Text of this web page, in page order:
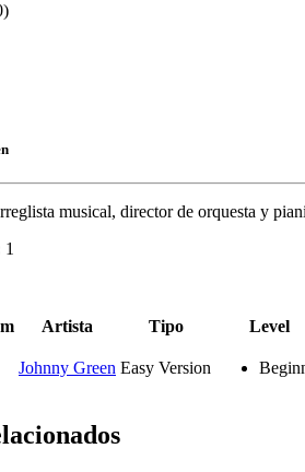
musical, director de orquesta y
1
Artista Tipo Level
Johnny Green Easy Version